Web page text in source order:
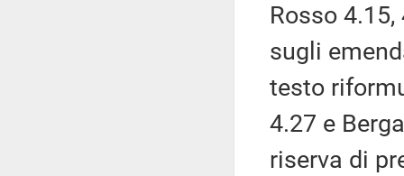
Rosso
sugli
testo
4.27 e
riserva di